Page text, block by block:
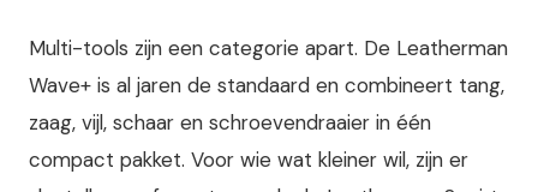
Multi-tools zijn een categorie apart. De Leatherman
Wave+ is al jaren de standaard en combineert tang,
zaag, vijl, schaar en schroevendraaier in één
compact pakket. Voor wie wat kleiner wil, zijn er